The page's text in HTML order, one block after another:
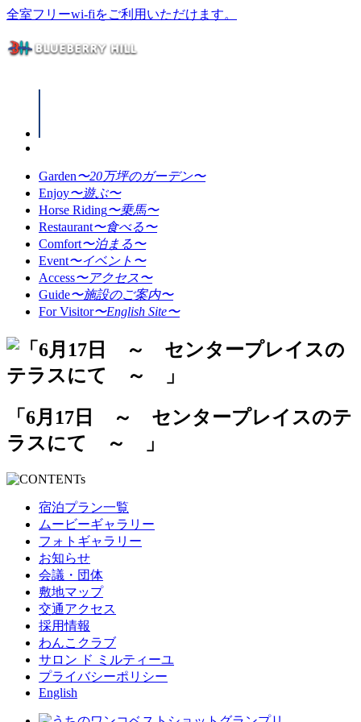
全室フリーwi-fiをご利用いただけます。
Garden〜20万坪のガーデン〜
Enjoy〜遊ぶ〜
Horse Riding〜乗馬〜
Restaurant〜食べる〜
Comfort〜泊まる〜
Event〜イベント〜
Access〜アクセス〜
Guide〜施設のご案内〜
For Visitor〜English Site〜
「6月17日 ～ センタープレイスのテ
ラスにて ～ 」
宿泊プラン一覧
ムービーギャラリー
フォトギャラリー
お知らせ
会議・団体
敷地マップ
交通アクセス
採用情報
わんこクラブ
サロン ド ミルティーユ
プライバシーポリシー
English